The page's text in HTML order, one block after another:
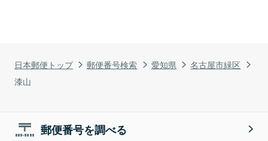
日本郵便トップ 郵便番号検索 愛知県
名古屋市緑区
漆山
郵便番号を調べる